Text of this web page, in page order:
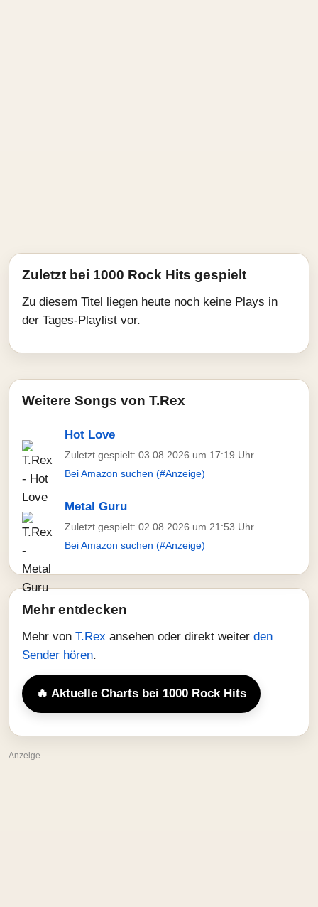
Zuletzt bei 1000 Rock Hits gespielt
Zu diesem Titel liegen heute noch keine Plays in
der Tages-Playlist vor.
Weitere Songs von T.Rex
Hot Love
Zuletzt gespielt: 03.08.2026 um 17:19 Uhr
Bei Amazon suchen (#Anzeige)
Metal Guru
Zuletzt gespielt: 02.08.2026 um 21:53 Uhr
Bei Amazon suchen (#Anzeige)
Mehr entdecken
Mehr von T.Rex ansehen oder direkt weiter den
Sender hören.
🔥 Aktuelle Charts bei 1000 Rock Hits
Anzeige